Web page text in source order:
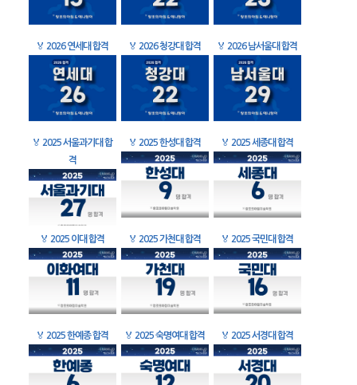
🏅 2026 연세대 합격 🏅 2026 청강대 합격 🏅 2026 남서울대 합격
🏅 2025 서울과기대 합
격
🏅 2025 한성대 합격 🏅 2025 세종대 합격
🏅 2025 이대 합격 🏅 2025 가천대 합격 🏅 2025 국민대 합격
🏅 2025 한예종 합격 🏅 2025 숙명여대 합격 🏅 2025 서경대 합격